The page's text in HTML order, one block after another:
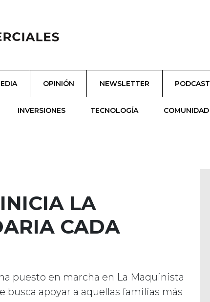
OPINIÓN NEWSLETTER PODCAST
INVERSIONES TECNOLOGÍA COMUNIDAD
LA
CADA
puesto en marcha en La Maquinista
busca apoyar a aquellas familias más